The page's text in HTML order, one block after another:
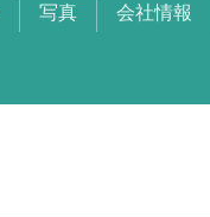
写真 会社情報